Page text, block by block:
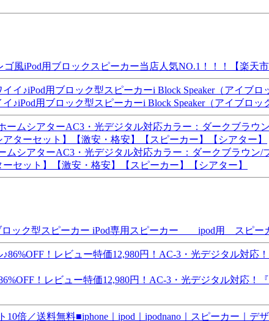
風iPod用ブロックスピーカー当店人気NO.1！！！【楽
♪iPod用ブロック型スピーカーi Block Speaker（アイブロッ
ムシアターAC3・光デジタル対応カラー：ダークブラウン
セット】【激安・格安】【スピーカー】【シアター】
ロック型スピーカー iPod専用スピーカー ipod用 スピー
！レビュー特価12,980円！AC-3・光デジタル対応！